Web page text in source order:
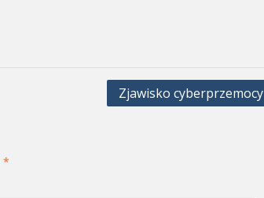
Zjawisko cyberprzemocy
*